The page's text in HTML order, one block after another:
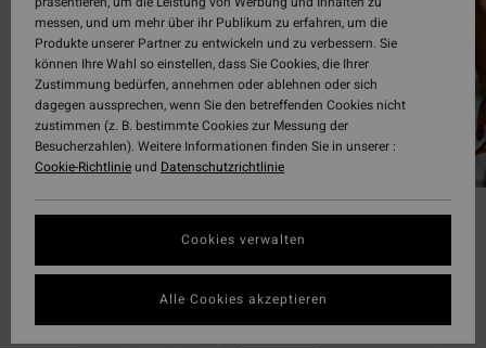
Skimpy Medium
messen, und um mehr über ihr Publikum zu erfahren, um die
Produkte unserer Partner zu entwickeln und zu verbessern. Sie
können Ihre Wahl so einstellen, dass Sie Cookies, die Ihrer
Zustimmung bedürfen, annehmen oder ablehnen oder sich
dagegen aussprechen, wenn Sie den betreffenden Cookies nicht
zustimmen (z. B. bestimmte Cookies zur Messung der
Besucherzahlen). Weitere Informationen finden Sie in unserer :
Cookie-Richtlinieund Datenschutzrichtlinie
Cookies verwalten
Alle Cookies akzeptieren